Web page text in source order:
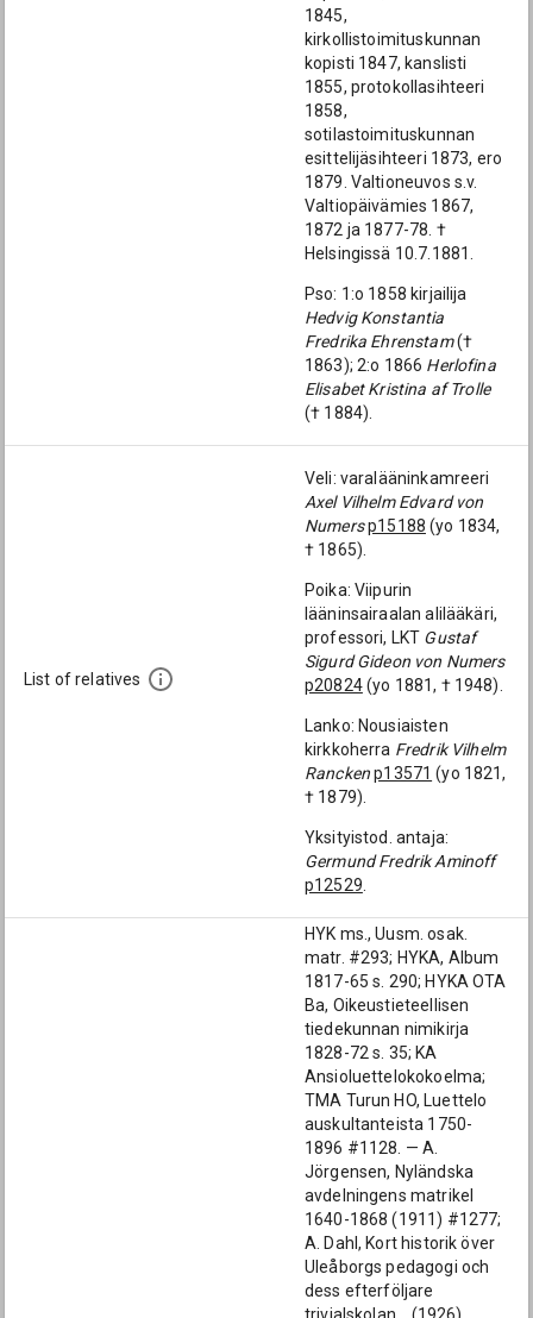
1845,
kirkollistoimituskunnan
kopisti 1847, kanslisti
1855, protokollasihteeri
1858,
sotilastoimituskunnan
esittelijäsihteeri 1873, ero
1879. Valtioneuvos s.v.
Valtiopäivämies 1867,
1872 ja 1877-78. †
Helsingissä 10.7.1881.
Pso: 1:o 1858 kirjailija
Hedvig Konstantia
Fredrika Ehrenstam(†
1863); 2:o 1866 Herlofina
Elisabet Kristina af Trolle
(† 1884).
List of relatives
Veli: varalääninkamreeri
Axel Vilhelm Edvard von
Numersp15188 (yo 1834,
† 1865).
Poika: Viipurin
lääninsairaalan alilääkäri,
professori, LKT Gustaf
Sigurd Gideon von Numers
p20824(yo 1881, † 1948).
Lanko: Nousiaisten
kirkkoherra Fredrik Vilhelm
Rancken p13571 (yo 1821,
† 1879).
Yksityistod. antaja:
Germund Fredrik Aminoff
p12529
HYK ms., Uusm. osak.
matr. #293; HYKA, Album
1817-65 s. 290; HYKA OTA
Ba, Oikeustieteellisen
tiedekunnan nimikirja
1828-72 s. 35; KA
Ansioluettelokokoelma;
TMA Turun HO, Luettelo
auskultanteista 1750-
1896 #1128. — A.
Jörgensen, Nyländska
avdelningens matrikel
1640-1868 (1911) #1277;
A. Dahl, Kort historik över
Uleåborgs pedagogi och
dess efterföljare